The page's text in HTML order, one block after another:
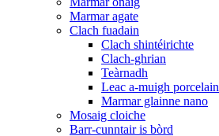
Marmar agate
Clach fuadain
Clach shintéirichte
Clach-ghrian
Teàrnadh
Leac a-muigh porcelain
Marmar glainne nano
Mosaig cloiche
Barr-cunntair is bòrd